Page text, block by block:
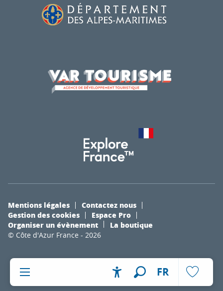
AccessibilitéVoir les
Recherche
FR
© Côte d'Azur France - 2026
Mentions légales
Contactez nous
Gestion des cookies
Espace Pro
Organiser un évènement
La boutique